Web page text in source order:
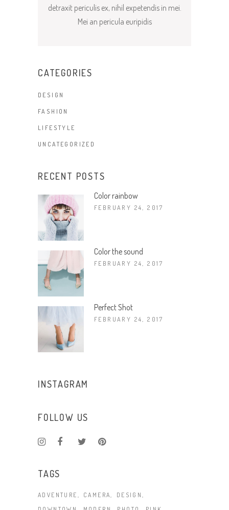
detraxit periculis ex, nihil expetendis in mei.
Mei an pericula euripidis
CATEGORIES
DESIGN
FASHION
LIFESTYLE
UNCATEGORIZED
RECENT POSTS
Color rainbow
FEBRUARY 24, 2017
Color the sound
FEBRUARY 24, 2017
Perfect Shot
FEBRUARY 24, 2017
INSTAGRAM
FOLLOW US
TAGS
ADVENTURE CAMERA
DESIGN